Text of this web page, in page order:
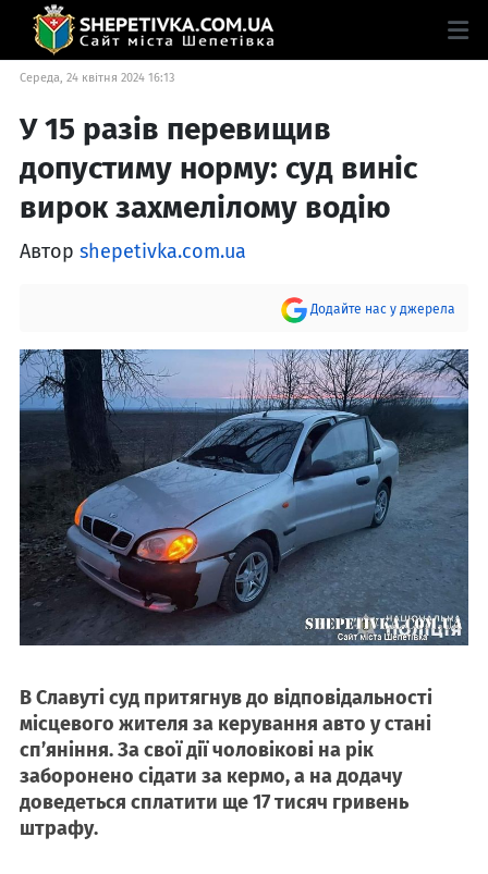
Середа, 24 квітня 2024 16:13
У 15 разів перевищив
допустиму норму: суд виніс
вирок захмелілому водію
Автор shepetivka.com.ua
Додайте нас у джерела
В Славуті суд притягнув до відповідальності
місцевого жителя за керування авто у стані
сп’яніння. За свої дії чоловікові на рік
заборонено сідати за кермо, а на додачу
доведеться сплатити ще 17 тисяч гривень
штрафу.